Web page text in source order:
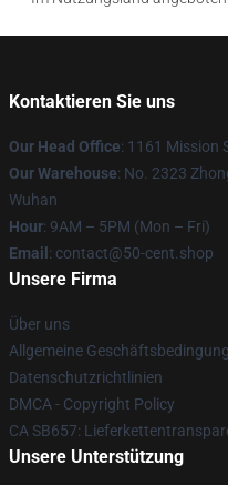
Kontaktieren Sie uns
Our Head Office: 1161 Mission
Our Warehouse: No. 2323
Wuhan
Hour: 9AM – 5PM (Mon – Fri)
Email : contact@50-cent.shop
Unsere Firma
Über uns
Allgemeine
Datenschutzrichtlinien
DMCA - Copyright Policy
CA SB657:
Unsere Unterstützung